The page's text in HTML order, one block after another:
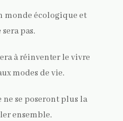
monde écologique et
pas.
à réinventer le vivre
modes de vie.
se poseront plus la
ensemble.